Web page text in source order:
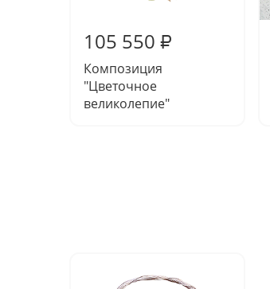
105 550 ₽
Композиция
"Цветочное
великолепие"